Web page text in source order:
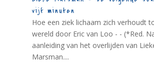
vijf minuten
Hoe een ziek lichaam zich verhoudt
wereld door Eric van Loo - - (*Red.
aanleiding van het overlijden van
Marsman....